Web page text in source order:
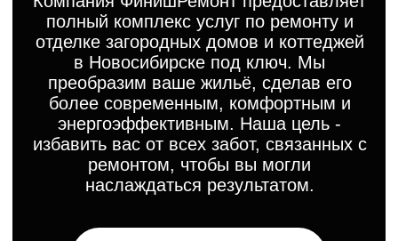
Особенности
ремонта
и отделочных работ
коттеджей
и частных домов